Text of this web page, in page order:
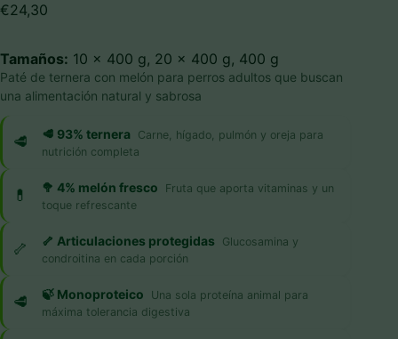
€24,30
Tamaños: 10 x 400 g, 20 x 400 g, 400 g
Paté de ternera con melón para perros adultos que buscan
una alimentación natural y sabrosa
🥩 93% ternera
Carne, hígado, pulmón y oreja para
nutrición completa
🥦 4% melón fresco
Fruta que aporta vitaminas y un
toque refrescante
🦴 Articulaciones protegidas
Glucosamina y
condroitina en cada porción
🍃 Monoproteico
Una sola proteína animal para
máxima tolerancia digestiva